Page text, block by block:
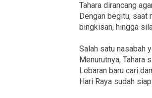
Tahara dirancang
Dengan begitu, saat
bingkisan, hingga
Salah satu nasabah
Menurutnya, Tahara
Lebaran baru cari
Hari Raya sudah